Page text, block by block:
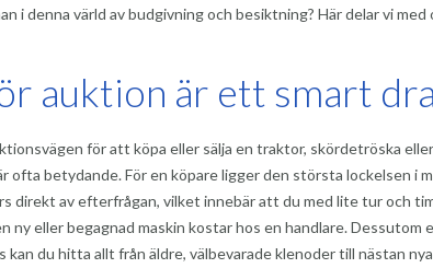
i denna värld av budgivning och besiktning? Här delar vi
auktion är ett smart
för att köpa eller sälja en traktor, skördetröska
ofta betydande. För en köpare ligger den största lockelsen i
direkt av efterfrågan, vilket innebär att du med lite tur och
ny eller begagnad maskin kostar hos en handlare.
kan du hitta allt från äldre, välbevarade klenoder till nästan